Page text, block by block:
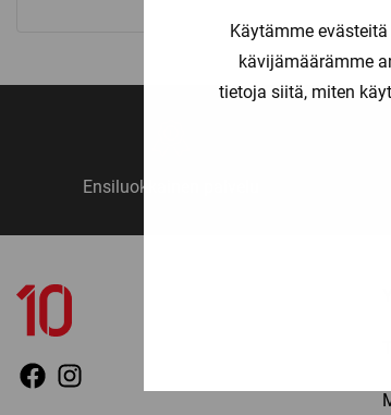
Käytämme
kävijämäärämme
tietoja siitä, miten
Ensiluokkainen palvelu